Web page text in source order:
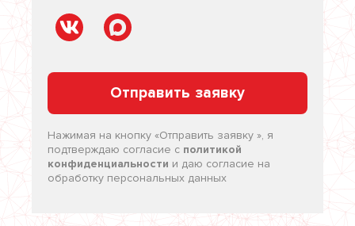
Отправить заявку
Нажимая на кнопку «Отправить заявку », я
подтверждаю согласие c политикой
конфиденциальности и даю согласие на
обработку персональных данных